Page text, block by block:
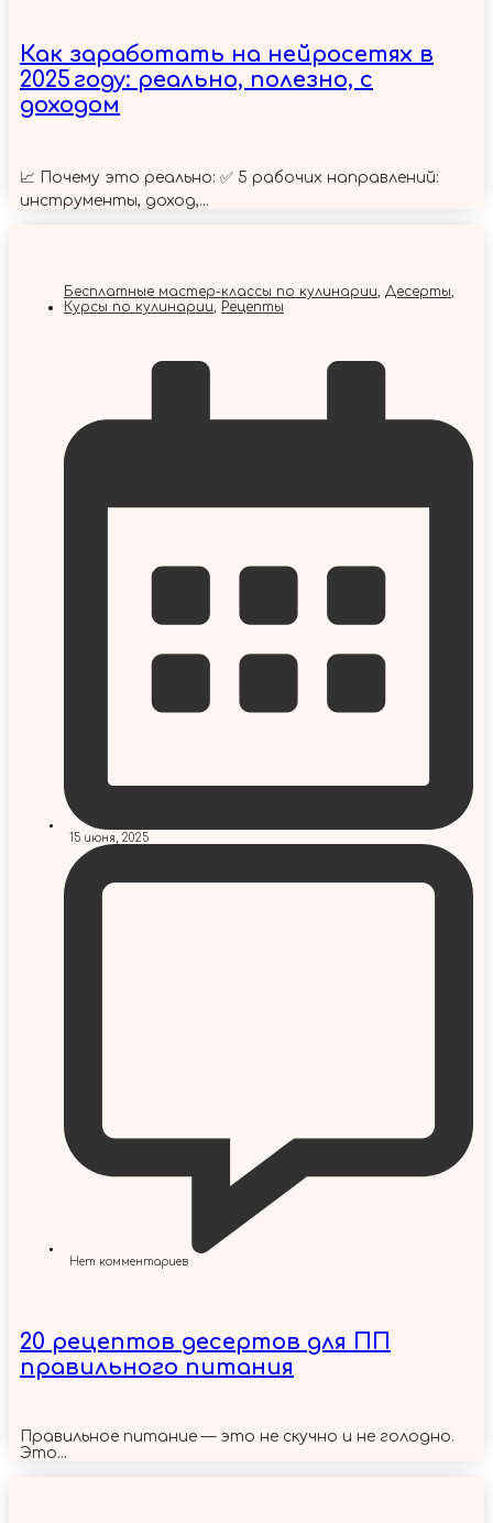
Как заработать на нейросетях в
2025 году: реально, полезно, с
доходом
📈 Почему это реально: ✅ 5 рабочих направлений:
инструменты, доход,...
Бесплатные мастер-классы по кулинарии, Десерты,
Курсы по кулинарии, Рецепты
15 июня, 2025
Нет комментариев
20 рецептов десертов для ПП
правильного питания
Правильное питание — это не скучно и не голодно.
Это...